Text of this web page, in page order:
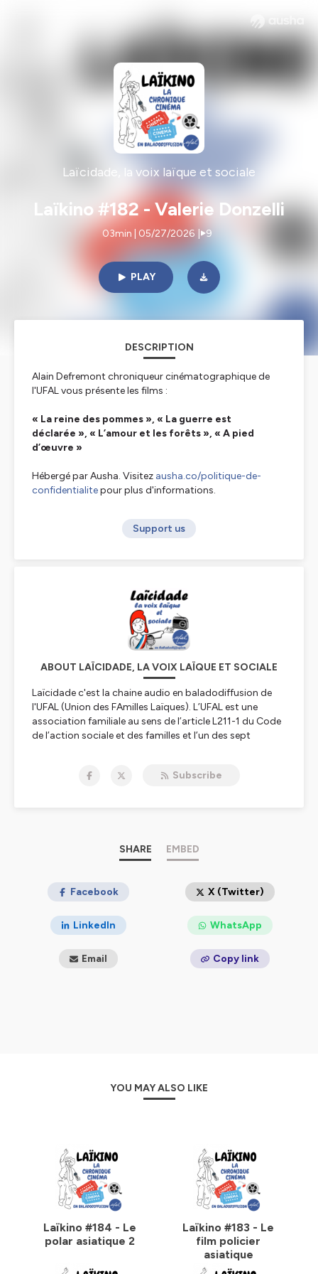
Laïcidade, la voix laïque et sociale
Laïkino #182 - Valerie Donzelli
03min | 05/27/2026 9
PLAY
DESCRIPTION
Alain Defremont chroniqueur cinématographique de
l'UFAL vous présente les films :
« La reine des pommes », « La guerre est
déclarée », « L’amour et les forêts », « A pied
d’œuvre »
Hébergé par Ausha. Visitez ausha.co/politique-de-
confidentialitepour plus d'informations.
Support us
ABOUT LAÏCIDADE, LA VOIX LAÏQUE ET SOCIALE
Laïcidade c'est la chaine audio en baladodiffusion de
l'UFAL (Union des FAmilles Laïques). L’UFAL est une
association familiale au sens de l’article L211-1 du Code
de l’action sociale et des familles et l’un des sept
L’UFAL est une association agréée :
publique par le ministère de la Santé.
l’agrément « Association de consommateurs ».
Le rôle de l’UFAL est de :
définir et de défendre les droits et les intérêts
matériels et moraux des familles, de les représenter en
notamment auprès des pouvoirs publics, des
organismes semi-publics, des collectivités et des
sociale qui regroupe des personnes en fonction de leurs
celles qui en ont besoin, sans discrimination et dans la
diversité des choix librement consentis.
Pour l’UFAL, la laïcité est d’abord un cadre juridique,
applicable à tous et garantissant la liberté de
conscience. Elle assure le respect de la pluralité du
assurant ainsi l’égalité en droit de tous les citoyens.
Pour cela, l’UFAL défend les neuf principes républicains
du XXIe siècle que sont la liberté, l’égalité, la fraternité, la
Subscribe
SHARE EMBED
Facebook X (Twitter)
LinkedIn WhatsApp
Email Copy link
YOU MAY ALSO LIKE
Laïkino #184 - Le
polar asiatique 2
Laïkino #183 - Le
film policier
asiatique